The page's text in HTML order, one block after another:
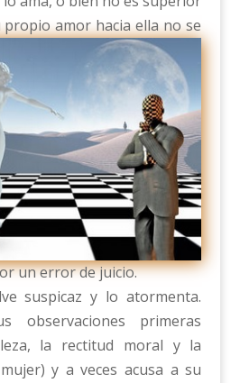
propio amor hacia ella no se
un error de juicio.
suspicaz y lo atormenta.
observaciones primeras
la rectitud moral y la
y a veces acusa a su